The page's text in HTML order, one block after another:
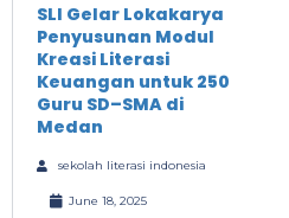
SLI Gelar Lokakarya
Penyusunan Modul
Kreasi Literasi
Keuangan untuk 250
Guru SD–SMA di
Medan
sekolah literasi indonesia
June 18, 2025